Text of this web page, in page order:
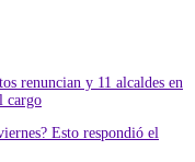
renuncian y 11 alcaldes en
cargo
Esto respondió el